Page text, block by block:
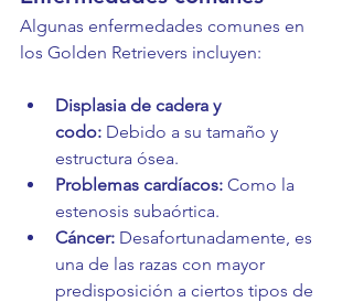
Algunas enfermedades comunes en
los Golden Retrievers incluyen:
Displasia de cadera y
codo: Debido a su tamaño y
estructura ósea.
Problemas cardíacos: Como la
estenosis subaórtica.
Cáncer: Desafortunadamente, es
una de las razas con mayor
predisposición a ciertos tipos de